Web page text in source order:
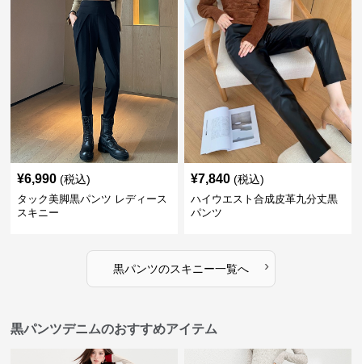
¥6,990 (税込)
タック美脚黒パンツ レディース
スキニー
¥7,840 (税込)
ハイウエスト合成皮革九分丈黒
パンツ
黒パンツのスキニー一覧へ ›
黒パンツデニムのおすすめアイテム